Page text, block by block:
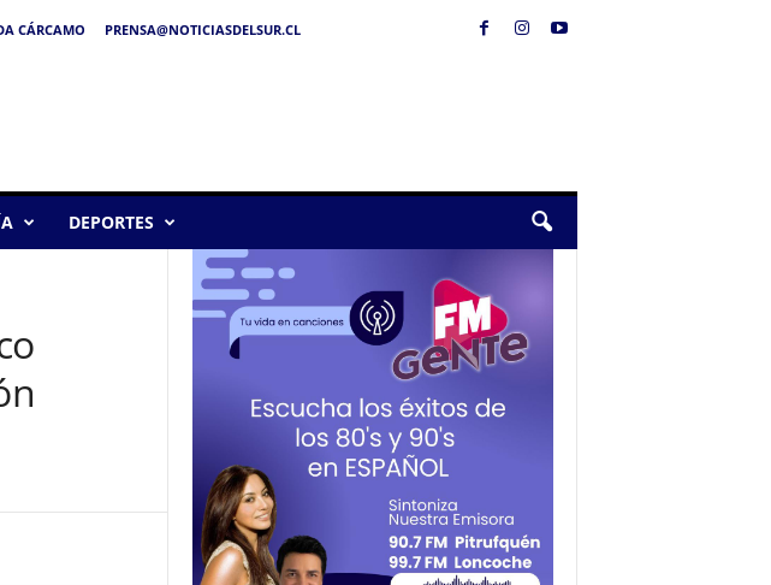
CÁRCAMO
PRENSA@NOTICIASDELSUR.CL
DEPORTES